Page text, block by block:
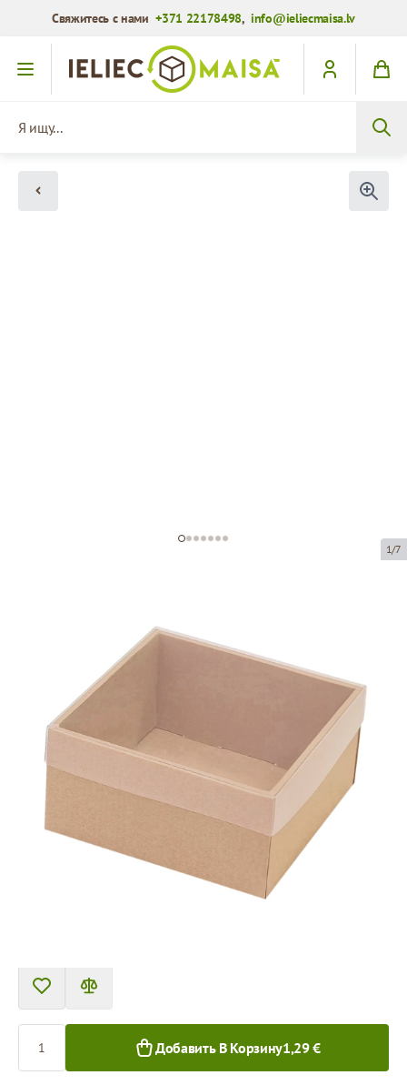
Свяжитесь с нами+371 22178498,info@ieliecmaisa.lv
Перейти к содержимому
1/7
Код товара:KL39
Размер:210 x 210 x 70 mm
Материал:коричневая микрогофра
Толщина:
Товар нельзя получить в пункте выдачи.
Цена за 1 штуку
Добавить В Корзину1,29 €